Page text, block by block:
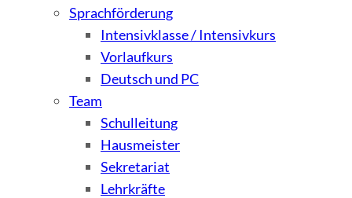
Sprachförderung
Intensivklasse / Intensivkurs
Vorlaufkurs
Deutsch und PC
Team
Schulleitung
Hausmeister
Sekretariat
Lehrkräfte